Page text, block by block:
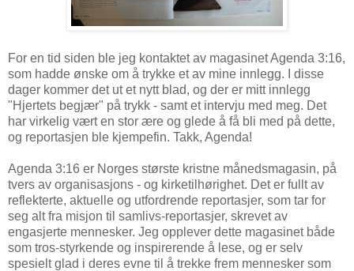
For en tid siden ble jeg kontaktet av magasinet Agenda 3:16,
som hadde ønske om å trykke et av mine innlegg. I disse
dager kommer det ut et nytt blad, og der er mitt innlegg
"Hjertets begjær" på trykk - samt et intervju med meg. Det
har virkelig vært en stor ære og glede å få bli med på dette,
og reportasjen ble kjempefin. Takk, Agenda!
Agenda 3:16 er Norges største kristne månedsmagasin, på
tvers av organisasjons - og kirketilhørighet. Det er fullt av
reflekterte, aktuelle og utfordrende reportasjer, som tar for
seg alt fra misjon til samlivs-reportasjer, skrevet av
engasjerte mennesker. Jeg opplever dette magasinet både
som tros-styrkende og inspirerende å lese, og er selv
spesielt glad i deres evne til å trekke frem mennesker som